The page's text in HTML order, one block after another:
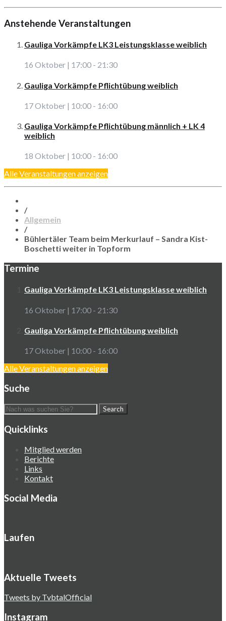
Anstehende Veranstaltungen
Gauliga Vorkämpfe LK3 Leistungsklasse weiblich
16 Oktober | 17:00 - 21:30
Gauliga Vorkämpfe Pflichtübung weiblich
17 Oktober | 10:00 - 16:00
Gauliga Vorkämpfe Pflichtübung männlich + LK 4
weiblich
18 Oktober | 10:00 - 16:00
Alle Veranstaltungen anzeigen
/
Allgemein
/
Bühlertäler Team beim Merkurlauf – Sandra Kist-
Boschetti weiter in Topform
Termine
Gauliga Vorkämpfe LK3 Leistungsklasse weiblich
16 Oktober | 17:00 - 21:30
Gauliga Vorkämpfe Pflichtübung weiblich
17 Oktober | 10:00 - 16:00
Alle Veranstaltungen anzeigen
Suche
Quicklinks
Mitglied werden
Berichte
Links
Kontakt
Social Media
Laufen
Aktuelle Tweets
Tweets by TvbtalOfficial
Instagram